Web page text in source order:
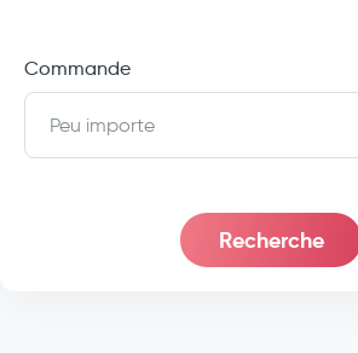
Commande
Peu importe